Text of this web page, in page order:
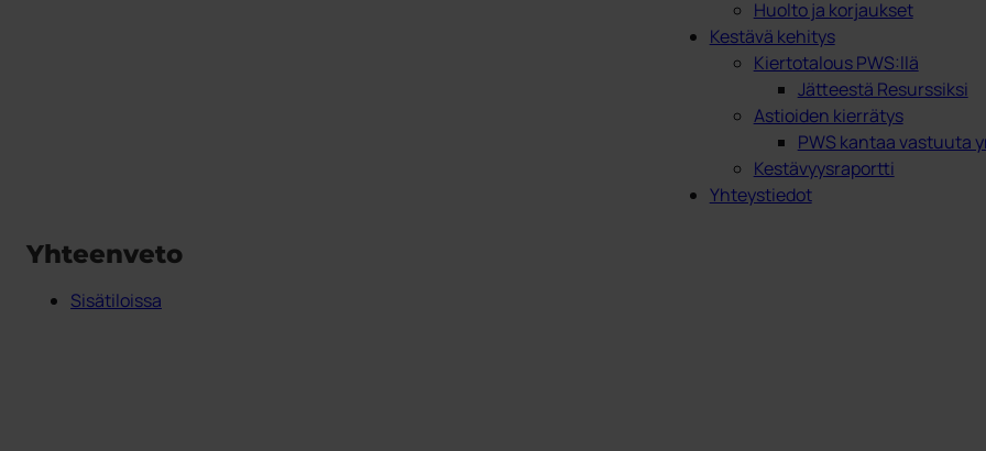
Huolto ja korjaukset
Kestävä kehitys
Kiertotalous PWS:llä
Jätteestä Resurssiksi
Astioiden kierrätys
PWS kantaa vastuuta
Kestävyysraportti
Yhteystiedot
Yhteenveto
Sisätiloissa